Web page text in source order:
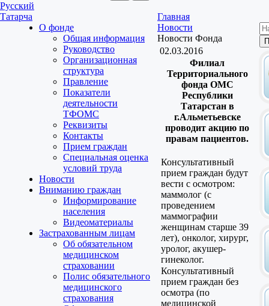
Русский
Татарча
О фонде
Общая информация
Руководство
Организационная
структура
Правление
Показатели
деятельности
ТФОМС
Реквизиты
Контакты
Прием граждан
Специальная оценка
условий труда
Новости
Вниманию граждан
Информирование
населения
Видеоматериалы
Застрахованным лицам
Об обязательном
медицинском
страховании
Полис обязательного
медицинского
страхования
Главная
Новости
Новости Фонда
02.03.2016
Филиал
Территориального
фонда ОМС
Республики
Татарстан в
г.Альметьевске
проводит акцию по
правам пациентов.
Консультативный
прием граждан будут
вести с осмотром:
маммолог (с
проведением
маммографии
женщинам старше 39
лет), онколог, хирург,
уролог, акушер-
гинеколог.
Консультативный
прием граждан без
осмотра (по
медицинской